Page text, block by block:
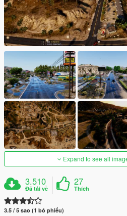
Expand to see all
3.510
Đã tải về
27
Thích
3.5 / 5 sao (1 bỏ phiếu)